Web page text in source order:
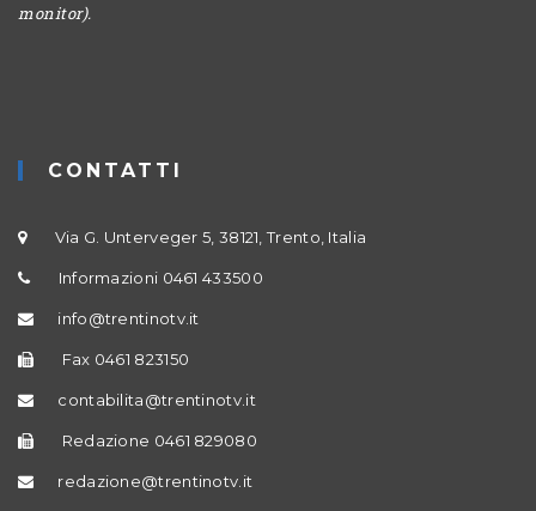
monitor).
CONTATTI
Via G. Unterveger 5, 38121, Trento, Italia
Informazioni 0461 433500
info@trentinotv.it
Fax 0461 823150
contabilita@trentinotv.it
Redazione 0461 829080
redazione@trentinotv.it